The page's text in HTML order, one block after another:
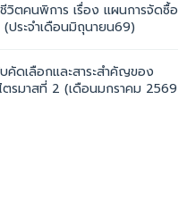
ตคนพิการ เรื่อง แผนการจัดซื้อ
ระจำเดือนมิถุนายน69)
คัดเลือกและสาระสำคัญของ
รมาสที่ 2 (เดือนมกราคม 2569